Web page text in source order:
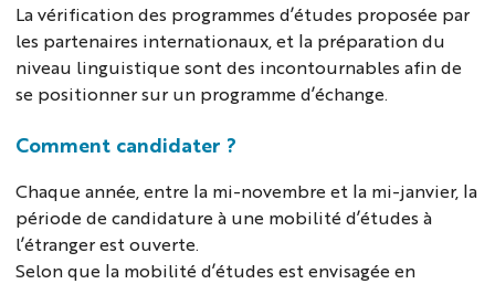
La vérification des programmes d’études proposée par
les partenaires internationaux, et la préparation du
niveau linguistique sont des incontournables afin de
se positionner sur un programme d’échange.
Comment candidater ?
Chaque année, entre la mi-novembre et la mi-janvier, la
période de candidature à une mobilité d’études à
l’étranger est ouverte.
Selon que la mobilité d’études est envisagée en